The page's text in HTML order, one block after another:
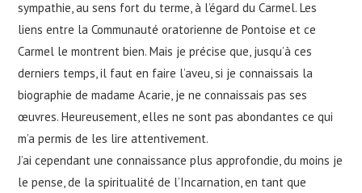
sympathie, au sens fort du terme, à l’égard du Carmel. Les
liens entre la Communauté oratorienne de Pontoise et ce
Carmel le montrent bien. Mais je précise que, jusqu’à ces
derniers temps, il faut en faire l’aveu, si je connaissais la
biographie de madame Acarie, je ne connaissais pas ses
œuvres. Heureusement, elles ne sont pas abondantes ce qui
m’a permis de les lire attentivement.
J’ai cependant une connaissance plus approfondie, du moins je
le pense, de la spiritualité de l’Incarnation, en tant que